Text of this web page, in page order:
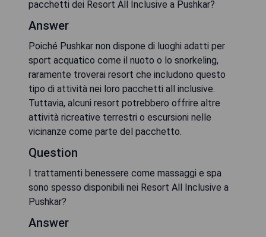
pacchetti dei Resort All Inclusive a Pushkar?
Answer
Poiché Pushkar non dispone di luoghi adatti per
sport acquatico come il nuoto o lo snorkeling,
raramente troverai resort che includono questo
tipo di attività nei loro pacchetti all inclusive.
Tuttavia, alcuni resort potrebbero offrire altre
attività ricreative terrestri o escursioni nelle
vicinanze come parte del pacchetto.
Question
I trattamenti benessere come massaggi e spa
sono spesso disponibili nei Resort All Inclusive a
Pushkar?
Answer